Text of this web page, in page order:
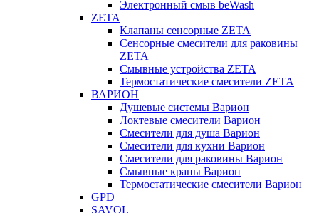
Электронный смыв beWash
ZETA
Клапаны сенсорные ZETA
Сенсорные смесители для раковины
ZETA
Смывные устройства ZETA
Термостатические смесители ZETA
ВАРИОН
Душевые системы Варион
Локтевые смесители Варион
Смесители для душа Варион
Смесители для кухни Варион
Смесители для раковины Варион
Смывные краны Варион
Термостатические смесители Варион
GPD
SAVOL